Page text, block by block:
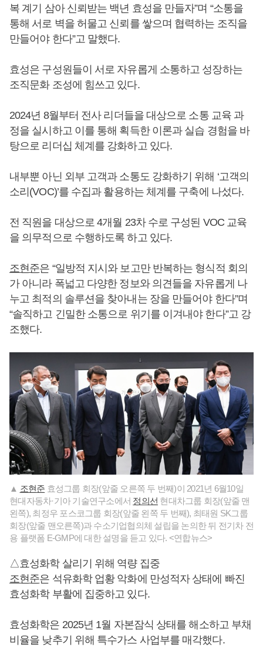
복 계기 삼아 신뢰받는 백년 효성을 만들자”며 “소통을
통해 서로 벽을 허물고 신뢰를 쌓으며 협력하는 조직을
만들어야 한다”고 말했다.
효성은 구성원들이 서로 자유롭게 소통하고 성장하는
조직문화 조성에 힘쓰고 있다.
2024년 8월부터 전사 리더들을 대상으로 소통 교육 과
정을 실시하고 이를 통해 획득한 이론과 실습 경험을 바
탕으로 리더십 체계를 강화하고 있다.
내부뿐 아닌 외부 고객과 소통도 강화하기 위해 ‘고객의
소리(VOC)’를 수집과 활용하는 체계를 구축에 나섰다.
전 직원을 대상으로 4개월 23차 수로 구성된 VOC 교육
을 의무적으로 수행하도록 하고 있다.
조현준은 “일방적 지시와 보고만 반복하는 형식적 회의
가 아니라 폭넓고 다양한 정보와 의견들을 자유롭게 나
누고 최적의 솔루션을 찾아내는 장을 만들어야 한다”며
“솔직하고 긴밀한 소통으로 위기를 이겨내야 한다”고 강
조했다.
▲ 조현준 효성그룹 회장(앞줄 오른쪽 두 번째)이 2021년 6월10일
현대자동차·기아 기술연구소에서 정의선 현대차그룹 회장(앞줄 맨
왼쪽), 최정우 포스코그룹 회장(앞줄 왼쪽 두 번째), 최태원 SK그룹
회장(앞줄 맨오른쪽)과 수소기업협의체 설립을 논의한 뒤 전기차 전
용 플랫폼 E-GMP에 대한 설명을 듣고 있다. <연합뉴스>
△효성화학 살리기 위해 역량 집중
조현준은 석유화학 업황 악화에 만성적자 상태에 빠진
효성화학 부활에 집중하고 있다.
효성화학은 2025년 1월 자본잠식 상태를 해소하고 부채
비율을 낮추기 위해 특수가스 사업부를 매각했다.